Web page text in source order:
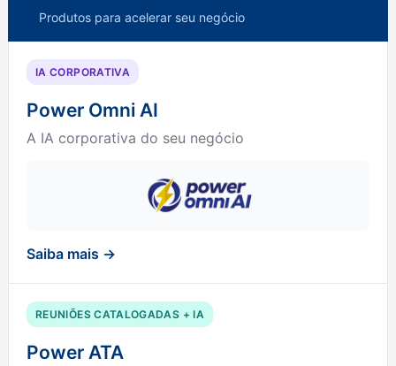
Produtos para acelerar seu negócio
IA CORPORATIVA
Power Omni AI
A IA corporativa do seu negócio
Saiba mais →
REUNIÕES CATALOGADAS + IA
Power ATA